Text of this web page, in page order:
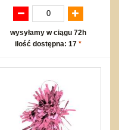
wysyłamy w ciągu 72h
ilość dostępna: 17 *